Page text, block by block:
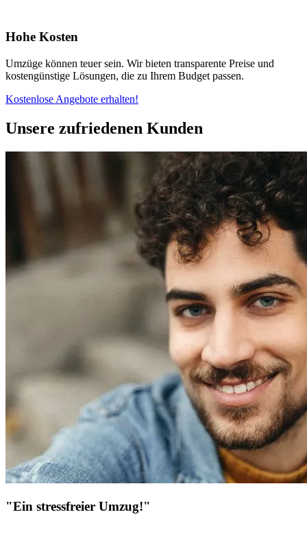
Hohe Kosten
Umzüge können teuer sein. Wir bieten transparente Preise und
kostengünstige Lösungen, die zu Ihrem Budget passen.
Kostenlose Angebote erhalten!
Unsere zufriedenen Kunden
"Ein stressfreier Umzug!"